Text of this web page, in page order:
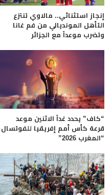
إنجاز استثنائي.. مالاوي تنتزع
التأهل المونديالي من فم غانا
وتضرب موعداً مع الجزائر
“كاف” يحدد غداً الاثنين موعد
قرعة كأس أمم إفريقيا للفوتسال
“المغرب 2026”